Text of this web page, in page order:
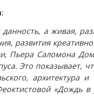
:
а живая,
развития
Пьера Саломона
Это показывает,
«Дождь